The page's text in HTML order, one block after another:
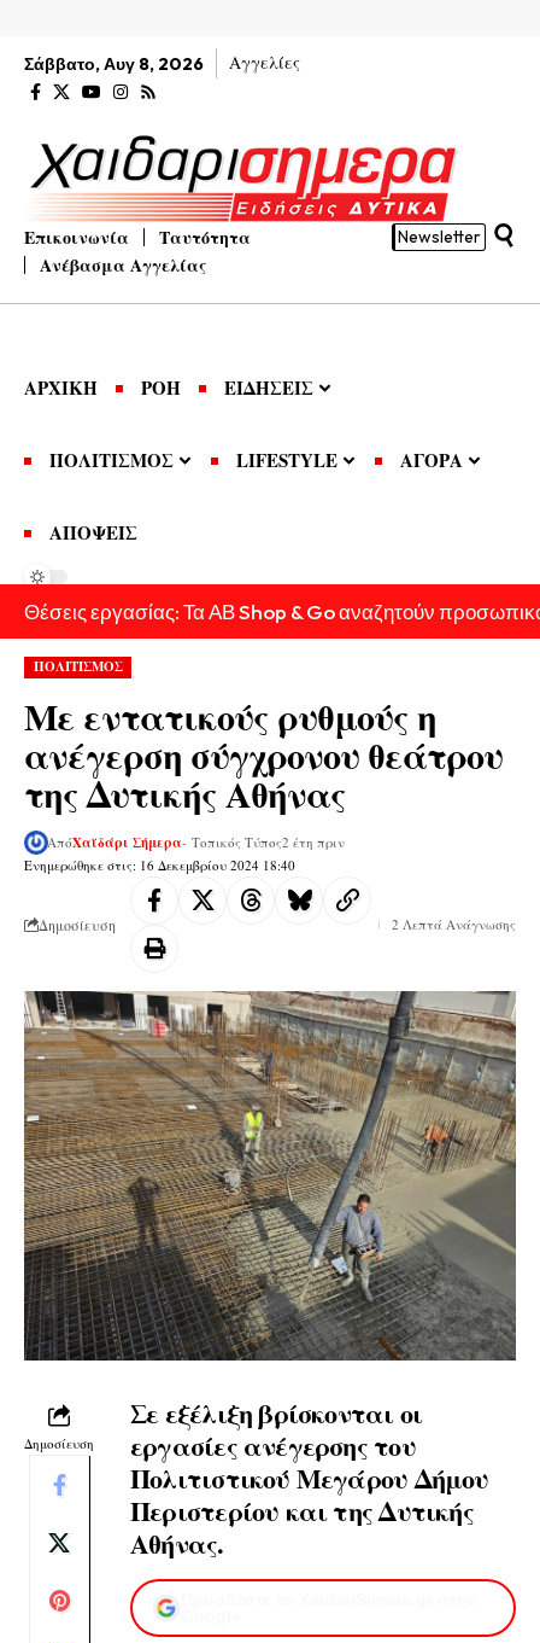
Σάββατο, Αυγ 8, 2026 Αγγελίες
Επικοινωνία
Ταυτότητα
Ανέβασμα Αγγελίας
Newsletter
ΑΡΧΙΚΗ ΡΟΗ ΕΙΔΗΣΕΙΣ
ΠΟΛΙΤΙΣΜΟΣ LIFESTYLE ΑΓΟΡΑ
ΑΠΟΨΕΙΣ
Θέσεις εργασίας: Τα ΑΒ Shop & Go αναζητούν
ΠΟΛΙΤΙΣΜΟΣ
Με εντατικούς ρυθμούς η
ανέγερση σύγχρονου θεάτρου
της Δυτικής Αθήνας
Ενημερώθηκε στις: 16 Δεκεμβρίου 2024 18:40
ΑπόΧαϊδάρι Σήμερα- Τοπικός Τύπος2 έτη πριν
Δημοσίευση 2 Λεπτά Ανάγνωσης
Δημοσίευση
Σε εξέλιξη βρίσκονται οι
εργασίες ανέγερσης του
Πολιτιστικού Μεγάρου Δήμου
Περιστερίου και της Δυτικής
Αθήνας.